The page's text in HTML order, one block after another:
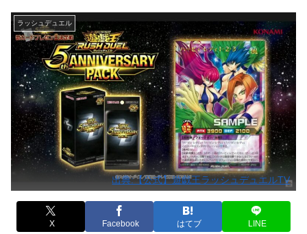
ラッシュデュエル
出典:【公式】遊戯王ラッシュデュエルTV
X Facebook はてブ LINE